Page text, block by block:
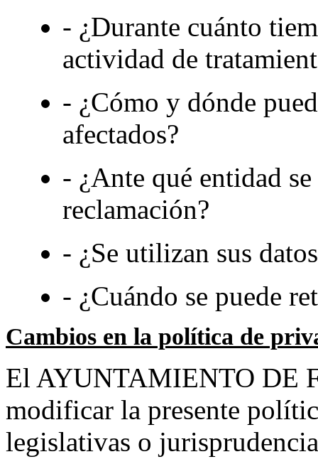
- ¿Durante cuánto
actividad de
- ¿Cómo y dónde
afectados?
- ¿Ante qué entidad
reclamación?
- ¿Se utilizan sus
- ¿Cuándo se puede
Cambios en la política de
El AYUNTAMIENTO DE
modificar la presente
legislativas o